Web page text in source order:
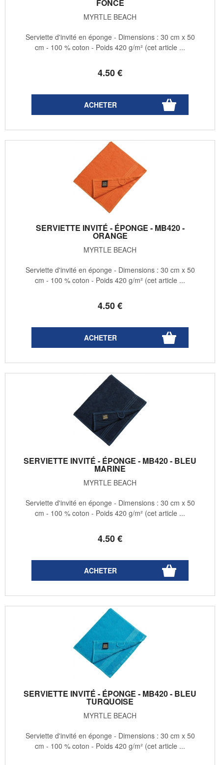
FONCÉ
MYRTLE BEACH
4.50€
Serviette d'invité en éponge - Dimensions : 30 cm x 50
cm - 100 % coton - Poids 420 g/m² (cet article ...
SERVIETTE INVITÉ - ÉPONGE - MB420 -
ORANGE
MYRTLE BEACH
4.50€
Serviette d'invité en éponge - Dimensions : 30 cm x 50
cm - 100 % coton - Poids 420 g/m² (cet article ...
SERVIETTE INVITÉ - ÉPONGE - MB420 - BLEU
MARINE
MYRTLE BEACH
4.50€
Serviette d'invité en éponge - Dimensions : 30 cm x 50
cm - 100 % coton - Poids 420 g/m² (cet article ...
SERVIETTE INVITÉ - ÉPONGE - MB420 - BLEU
TURQUOISE
MYRTLE BEACH
Serviette d'invité en éponge - Dimensions : 30 cm x 50
cm - 100 % coton - Poids 420 g/m² (cet article ...